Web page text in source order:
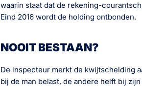
waarin staat dat de rekening-
Eind 2016 wordt de holding ontbonden.
NOOIT BESTAAN?
De inspecteur merkt de kwijtschelding
bij de man belast, de andere helft bij